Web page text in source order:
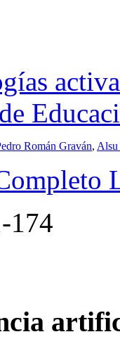
Román Graván, Alsu
174